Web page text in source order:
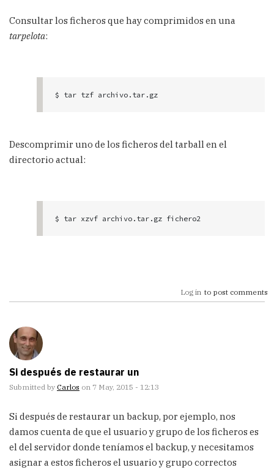
Consultar los ficheros que hay comprimidos en una
tarpelota:
$ tar tzf archivo.tar.gz
Descomprimir uno de los ficheros del tarball en el
directorio actual:
$ tar xzvf archivo.tar.gz fichero2
Log in to post comments
Si después de restaurar un
Submitted by Carlos on 7 May, 2015 - 12:13
Si después de restaurar un backup, por ejemplo, nos
damos cuenta de que el usuario y grupo de los ficheros es
el del servidor donde teníamos el backup, y necesitamos
asignar a estos ficheros el usuario y grupo correctos